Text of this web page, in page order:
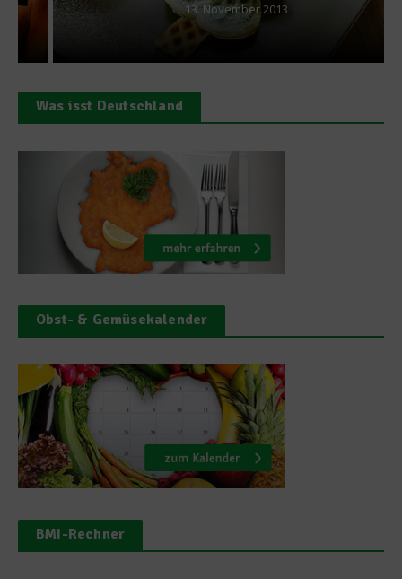
13. November 2013
Was isst Deutschland
Obst- & Gemüsekalender
BMI-Rechner